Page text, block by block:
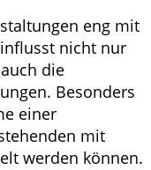
eng mit
nicht nur
die
Besonders
einer
mit
werden können.